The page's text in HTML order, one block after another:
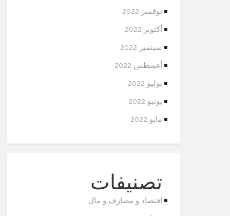
نوفمبر 2022
أكتوبر 2022
سبتمبر 2022
أغسطس 2022
يوليو 2022
يونيو 2022
مايو 2022
تصنيفات
اقتصاد و مصارف و مال